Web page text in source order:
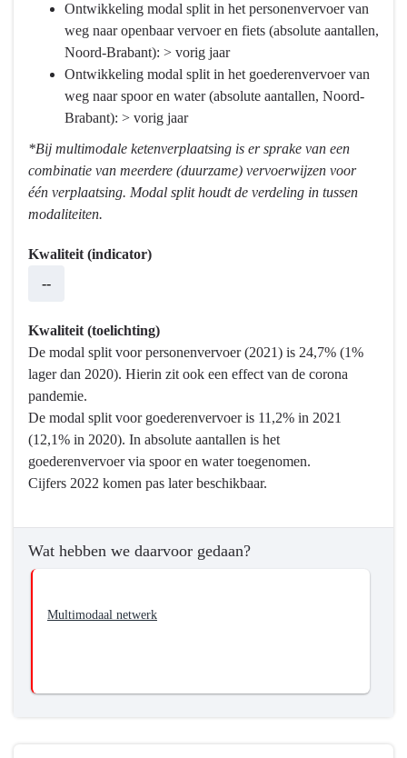
we
wilden
bereiken?
gaan
samenhangend
mobiliteitssysteem.
Ontwikkeling modal split in het personenvervoer van
weg naar openbaar vervoer en fiets (absolute aantallen,
Noord-Brabant): > vorig jaar
Ontwikkeling modal split in het goederenvervoer van
weg naar spoor en water (absolute aantallen, Noord-
Brabant): > vorig jaar
*Bij multimodale ketenverplaatsing is er sprake van een
combinatie van meerdere (duurzame) vervoerwijzen voor
één verplaatsing. Modal split houdt de verdeling in tussen
modaliteiten.
Kwaliteit (indicator)
--
Kwaliteit (toelichting)
De modal split voor personenvervoer (2021) is 24,7% (1%
lager dan 2020). Hierin zit ook een effect van de corona
pandemie.
De modal split voor goederenvervoer is 11,2% in 2021
(12,1% in 2020). In absolute aantallen is het
goederenvervoer via spoor en water toegenomen.
Cijfers 2022 komen pas later beschikbaar.
Wat hebben we daarvoor gedaan?
Multimodaal netwerk